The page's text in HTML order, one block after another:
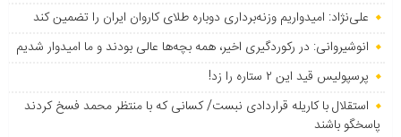
علی‌نژاد: امیدواریم وزنه‌برداری دوباره طلای کاروان ایران را تضمین کند
انوشیروانی: در رکوردگیری اخیر، همه بچه‌ها عالی بودند و ما امیدوار شدیم
پرسپولیس قید این ۲ ستاره را زد!
استقلال با کاریله قراردادی نبست/ کسانی که با منتظر محمد فسخ کردند
پاسخگو باشند